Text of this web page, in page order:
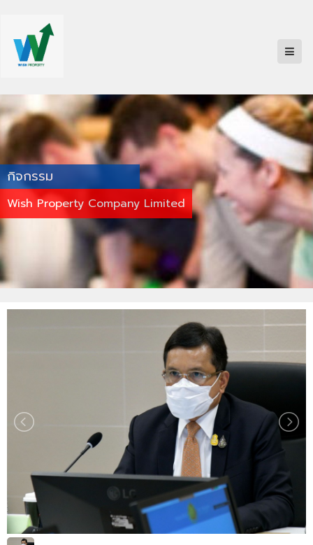
กิจกรรม
Wish Property Company Limited